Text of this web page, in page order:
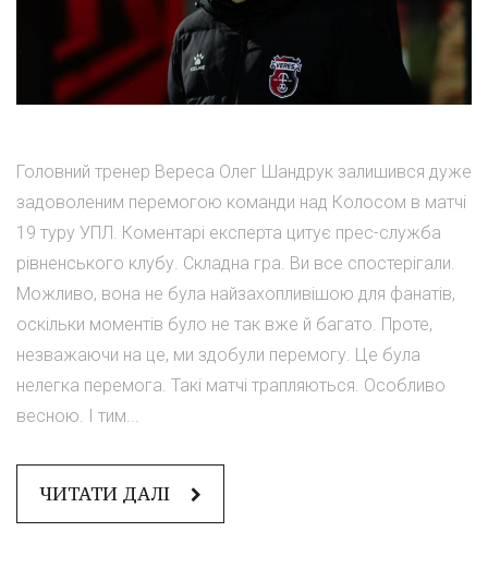
Головний тренер Вереса Олег Шандрук залишився дуже
задоволеним перемогою команди над Колосом в матчі
19 туру УПЛ. Коментарі експерта цитує прес-служба
рівненського клубу. Складна гра. Ви все спостерігали.
Можливо, вона не була найзахопливішою для фанатів,
оскільки моментів було не так вже й багато. Проте,
незважаючи на це, ми здобули перемогу. Це була
нелегка перемога. Такі матчі трапляються. Особливо
весною. І тим...
ЧИТАТИ ДАЛІ